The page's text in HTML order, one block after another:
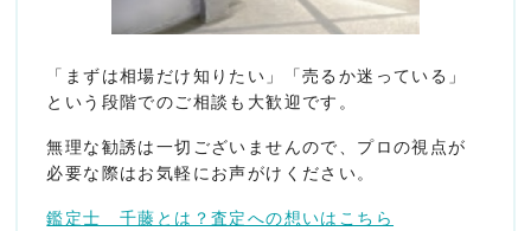
「まずは相場だけ知りたい」「売るか迷っている」
という段階でのご相談も大歓迎です。
無理な勧誘は一切ございませんので、プロの視点が
必要な際はお気軽にお声がけください。
鑑定士 千藤とは？査定への想いはこちら